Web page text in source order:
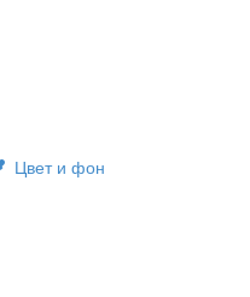
Цвет и фон